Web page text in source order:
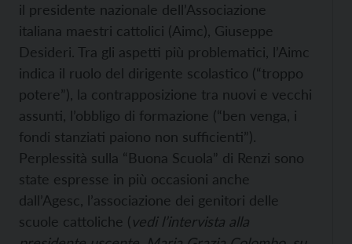
il presidente nazionale dell’Associazione
italiana maestri cattolici (Aimc), Giuseppe
Desideri. Tra gli aspetti più problematici, l’Aimc
indica il ruolo del dirigente scolastico (“troppo
potere”), la contrapposizione tra nuovi e vecchi
assunti, l’obbligo di formazione (“ben venga, i
fondi stanziati paiono non sufficienti”).
Perplessità sulla “Buona Scuola” di Renzi sono
state espresse in più occasioni anche
dall’Agesc, l’associazione dei genitori delle
scuole cattoliche (vedi l’intervista alla